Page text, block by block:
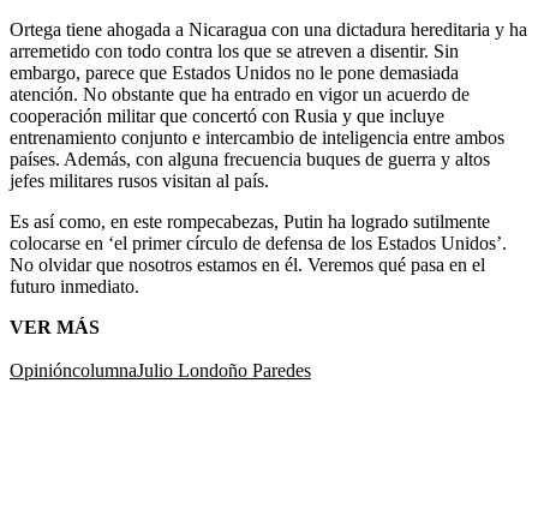
Ortega tiene ahogada a Nicaragua con una dictadura hereditaria y ha
arremetido con todo contra los que se atreven a disentir. Sin
embargo, parece que Estados Unidos no le pone demasiada
atención. No obstante que ha entrado en vigor un acuerdo de
cooperación militar que concertó con Rusia y que incluye
entrenamiento conjunto e intercambio de inteligencia entre ambos
países. Además, con alguna frecuencia buques de guerra y altos
jefes militares rusos visitan al país.
Es así como, en este rompecabezas, Putin ha logrado sutilmente
colocarse en ‘el primer círculo de defensa de los Estados Unidos’.
No olvidar que nosotros estamos en él. Veremos qué pasa en el
futuro inmediato.
VER MÁS
OpinióncolumnaJulio Londoño Paredes